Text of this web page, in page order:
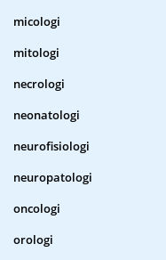
micologi
mitologi
necrologi
neonatologi
neurofisiologi
neuropatologi
oncologi
orologi